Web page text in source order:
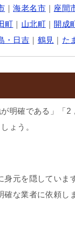
｜海老名市 座間
町 山北町 開成
・日吉 鶴見 た
明確である」「2
ょう。
元を隠していま
な業者に依頼し